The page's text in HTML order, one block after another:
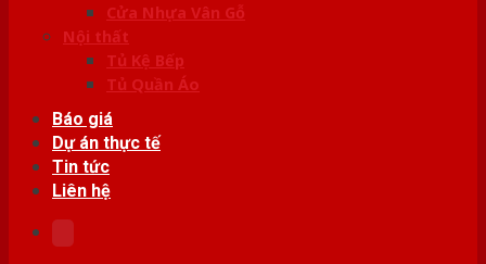
Cửa Nhựa Vân Gỗ
Nội thất
Tủ Kệ Bếp
Tủ Quần Áo
Báo giá
Dự án thực tế
Tin tức
Liên hệ